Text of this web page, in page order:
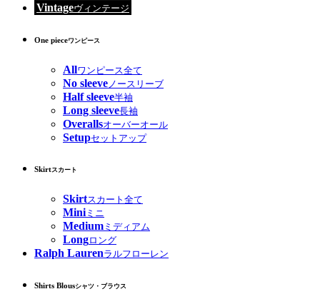
Vintageヴィンテージ
One pieceワンピース
Allワンピース全て
No sleeve ノースリーブ
Half sleeve半袖
Long sleeve長袖
Overallsオーバーオール
Setupセットアップ
Skirtスカート
Skirtスカート全て
Miniミニ
Medium ミディアム
Longロング
Ralph Laurenラルフローレン
Shirts Blousシャツ・ブラウス